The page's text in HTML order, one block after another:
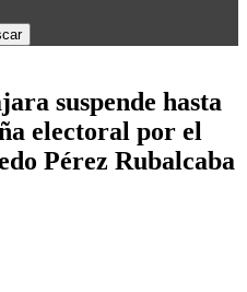
suspende hasta
electoral por el
Pérez Rubalcaba